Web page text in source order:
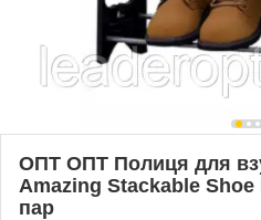
ОПТ ОПТ Полиця для
Amazing Stackable Shoe
пар